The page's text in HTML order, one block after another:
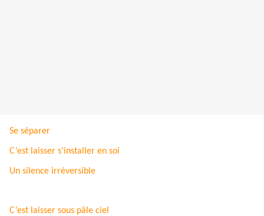
Se séparer
C’est laisser s’installer en soi
Un silence irréversible
C’est laisser sous pâle ciel